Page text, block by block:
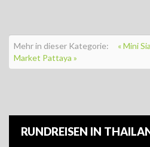
Mehr in dieser Kategorie: « Mini
Market Pattaya »
RUNDREISEN IN